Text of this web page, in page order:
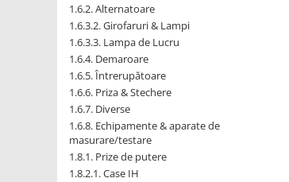
1.5.5. Pistoane & camasi piston
1.5.6. Răcire
1.5.7. Filtre
1.5.8. Esapamente
1.5.9. Chiulasa si supape
1.6.2. Alternatoare
1.6.3.2. Girofaruri & Lampi
1.6.3.3. Lampa de Lucru
1.6.4. Demaroare
1.6.5. Întrerupătoare
1.6.6. Priza & Stechere
1.6.7. Diverse
1.6.8. Echipamente & aparate de
masurare/testare
1.8.1. Prize de putere
1.8.2.1. Case IH